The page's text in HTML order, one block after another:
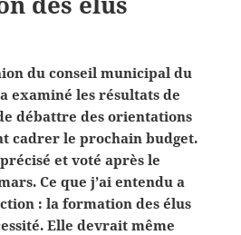
du conseil municipal du
examiné les résultats de
débattre des orientations
cadrer le prochain budget.
et voté après le
Ce que j’ai entendu a
: la formation des élus
Elle devrait même